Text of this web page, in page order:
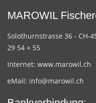
MAROWIL
Solothurnstrasse 36 - CH-
29 54 + 55
Internet: www.marowil.ch
eMail: info@marowil.ch